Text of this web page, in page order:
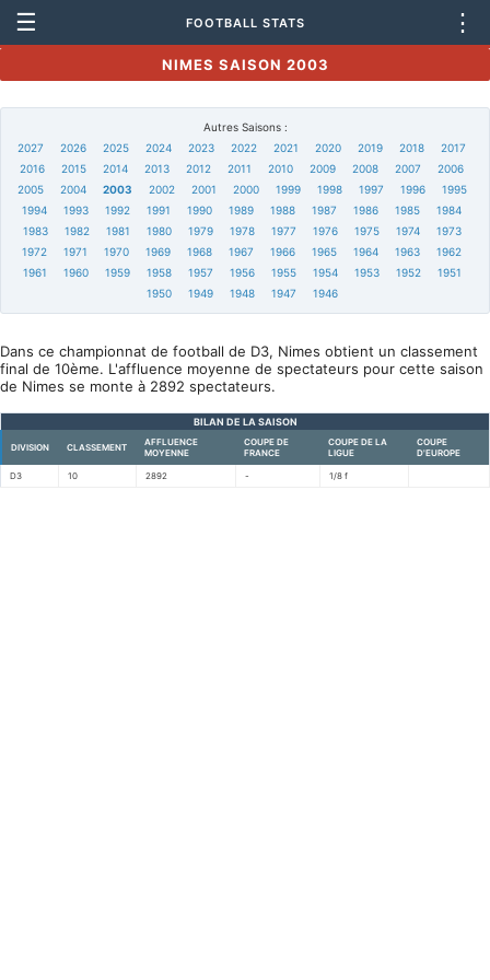
☰ FOOTBALL STATS ⋮
NIMES SAISON 2003
Autres Saisons :
2027
2026 2025 2024 2023 2022 2021 2020 2019 2018
2017
2016
2015 2014 2013 2012 2011 2010 2009 2008 2007
2006
2005
2004 2003 2002 2001 2000 1999 1998 1997 1996
1995
1994
1993 1992 1991 1990 1989 1988 1987 1986 1985
1984
1983
1982 1981 1980 1979 1978 1977 1976 1975 1974
1973
1972
1971 1970 1969 1968 1967 1966 1965 1964 1963
1962
1961
1960 1959 1958 1957 1956 1955 1954 1953 1952
1951
1950
1949 1948 1947 1946
Dans ce championnat de football de D3, Nimes obtient un classement
final de 10ème. L'affluence moyenne de spectateurs pour cette saison
de Nimes se monte à 2892 spectateurs.
BILAN DE LA SAISON
DIVISION CLASSEMENT
AFFLUENCE
MOYENNE
COUPE DE
FRANCE
COUPE DE LA
LIGUE
COUPE
D'EUROPE
D3 10 2892 - 1/8 f